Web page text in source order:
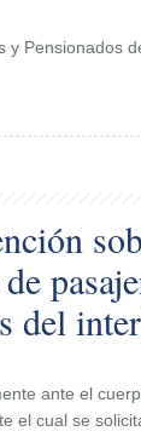
y Pensionados
del
ante el
el cual se